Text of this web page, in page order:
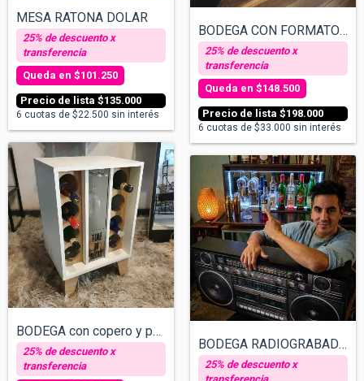
MESA RATONA DOLAR
$135.000
$101.250
6 cuotas de $22.500 sin interés
BODEGA CON FORMATO TV- Mueble Para Bebid...
$198.000
$148.500
6 cuotas de $33.000 sin interés
BODEGA con copero y portacorchos
BODEGA RADIOGRABADOR